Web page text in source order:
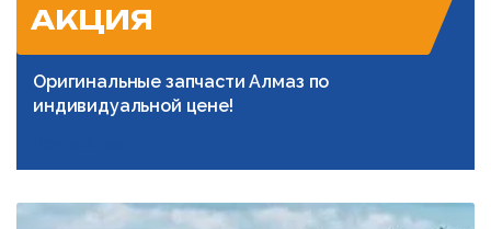
АКЦИЯ
Оригинальные запчасти Алмаз по
индивидуальной цене!